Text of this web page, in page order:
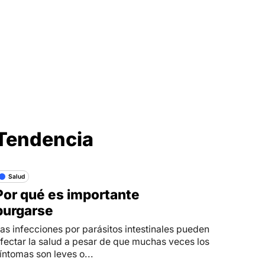
Salud
qué es importante
infecciones por parásitos intestinales pueden
la salud a pesar de que muchas veces los
son leves o...